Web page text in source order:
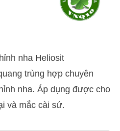
nha Heliosit
trùng hợp chuyên
nha. Áp dụng được cho
và mắc cài sứ.